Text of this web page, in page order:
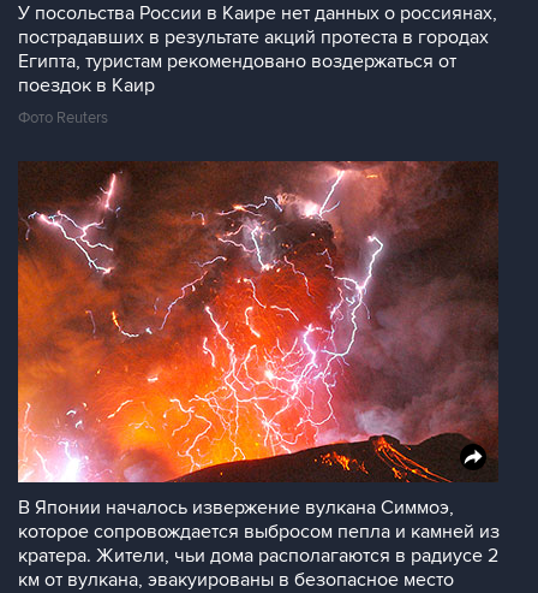
У посольства России в Каире нет данных о россиянах,
пострадавших в результате акций протеста в городах
Египта, туристам рекомендовано воздержаться от
поездок в Каир
Фото Reuters
В Японии началось извержение вулкана Симмоэ,
которое сопровождается выбросом пепла и камней из
кратера. Жители, чьи дома располагаются в радиусе 2
км от вулкана, эвакуированы в безопасное место